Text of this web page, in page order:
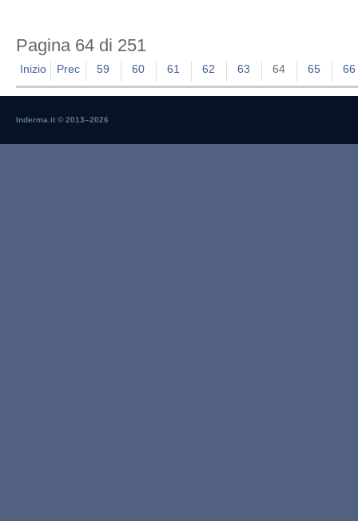
Pagina 64 di 251
Inizio Prec 59 60 61 62 63 64 65 66
Inderma.it © 2013–2026